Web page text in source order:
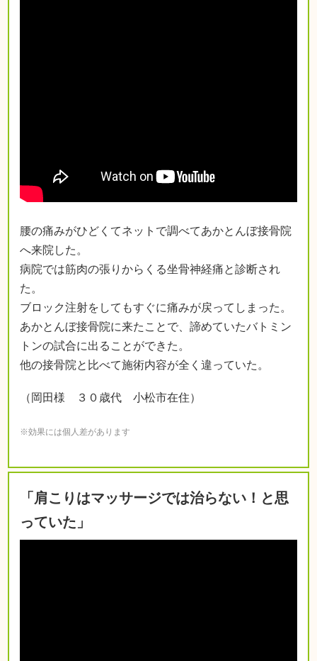
腰の痛みがひどくてネットで調べてあかとんぼ接骨院
へ来院した。
病院では筋肉の張りからくる坐骨神経痛と診断され
た。
ブロック注射をしてもすぐに痛みが戻ってしまった。
あかとんぼ接骨院に来たことで、諦めていたバトミン
トンの試合に出ることができた。
他の接骨院と比べて施術内容が全く違っていた。
（岡田様 ３０歳代 小松市在住）
※効果には個人差があります
「肩こりはマッサージでは治らない！と思
っていた」